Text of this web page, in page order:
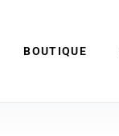
BOUTIQUE